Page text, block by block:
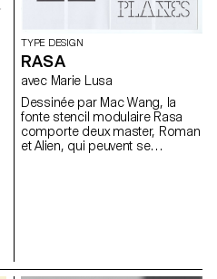
TYPE DESIGN
RASA
avec Marie Lusa
Dessinée par Mac Wang, la
fonte stencil modulaire Rasa
comporte deux master, Roman
et Alien, qui peuvent se